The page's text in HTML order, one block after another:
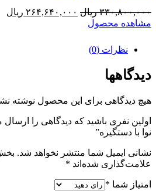
۳۳۰,۸۰۰,۰۰۰ ریال قیمت
۲۶۴,۶۴۰,۰۰۰ ریال
مشاهده محصول
نظرات (0)
دیدگاهها
هیچ دیدگاهی برای این محصول نوشته
اولین نفری باشید که دیدگاهی را
نوا با دستگیره”
نشانی ایمیل شما منتشر نخواهد شد.
علامت‌گذاری شده‌اند *
امتیاز شما *